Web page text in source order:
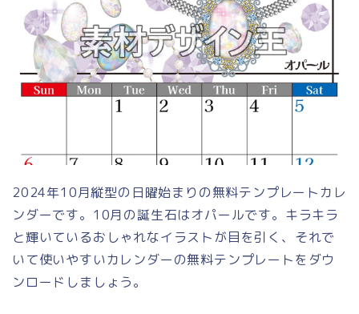
2024年10月縦型の日曜始まりの無料テンプレートカレ
ンダーです。10月の誕生石はオパールです。キラキラ
と輝いているおしゃれなイラストが目を引く、それで
いて使いやすいカレンダーの無料テンプレートをダウ
ンロードしましょう。